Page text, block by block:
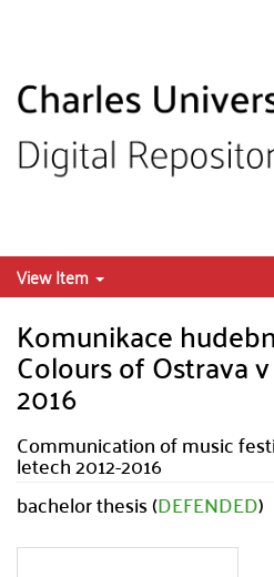
View Item
Komunikace
Colours of Ostrava
2016
Communication of music
letech 2012-2016
bachelor thesis (DEFENDED)